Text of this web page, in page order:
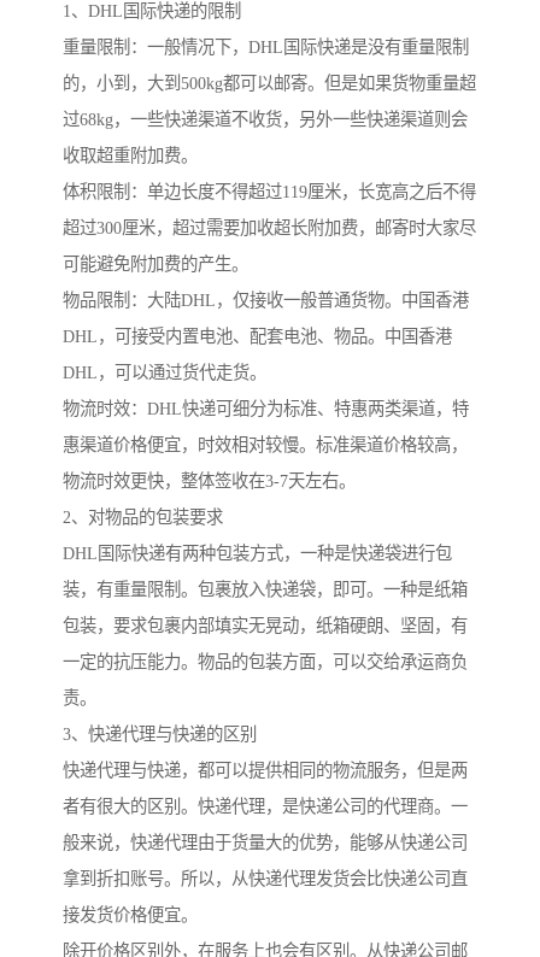
1、DHL国际快递的限制
重量限制：一般情况下，DHL国际快递是没有重量限制
的，小到，大到500kg都可以邮寄。但是如果货物重量超
过68kg，一些快递渠道不收货，另外一些快递渠道则会
收取超重附加费。
体积限制：单边长度不得超过119厘米，长宽高之后不得
超过300厘米，超过需要加收超长附加费，邮寄时大家尽
可能避免附加费的产生。
物品限制：大陆DHL，仅接收一般普通货物。中国香港
DHL，可接受内置电池、配套电池、物品。中国香港
DHL，可以通过货代走货。
物流时效：DHL快递可细分为标准、特惠两类渠道，特
惠渠道价格便宜，时效相对较慢。标准渠道价格较高，
物流时效更快，整体签收在3-7天左右。
2、对物品的包装要求
DHL国际快递有两种包装方式，一种是快递袋进行包
装，有重量限制。包裹放入快递袋，即可。一种是纸箱
包装，要求包裹内部填实无晃动，纸箱硬朗、坚固，有
一定的抗压能力。物品的包装方面，可以交给承运商负
责。
3、快递代理与快递的区别
快递代理与快递，都可以提供相同的物流服务，但是两
者有很大的区别。快递代理，是快递公司的代理商。一
般来说，快递代理由于货量大的优势，能够从快递公司
拿到折扣账号。所以，从快递代理发货会比快递公司直
接发货价格便宜。
除开价格区别外，在服务上也会有区别。从快递公司邮